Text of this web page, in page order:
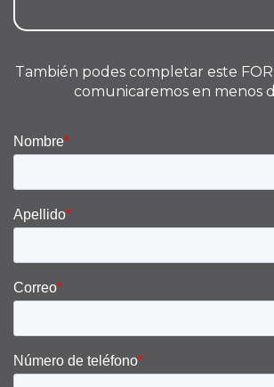
También podes completar este
comunicaremos en menos